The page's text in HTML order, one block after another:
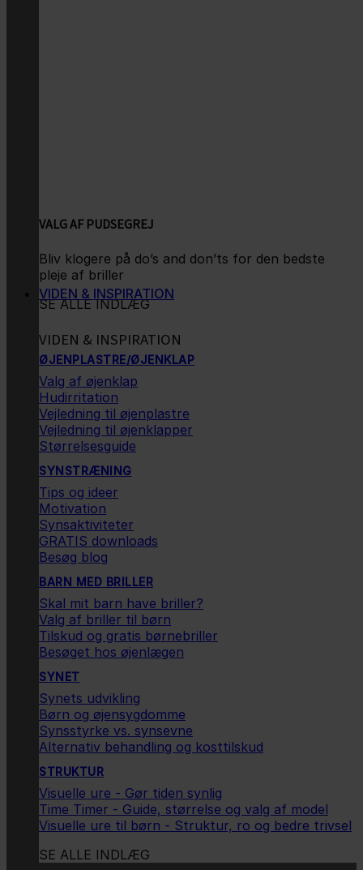
VALG AF PUDSEGREJ
Bliv klogere på do’s and don’ts for den bedste
pleje af briller
SE ALLE INDLÆG
VIDEN & INSPIRATION
VIDEN & INSPIRATION
ØJENPLASTRE/ØJENKLAP
Valg af øjenklap
Hudirritation
Vejledning til øjenplastre
Vejledning til øjenklapper
Størrelsesguide
SYNSTRÆNING
Tips og ideer
Motivation
Synsaktiviteter
GRATIS downloads
Besøg blog
BARN MED BRILLER
Skal mit barn have briller?
Valg af briller til børn
Tilskud og gratis børnebriller
Besøget hos øjenlægen
SYNET
Synets udvikling
Børn og øjensygdomme
Synsstyrke vs. synsevne
Alternativ behandling og kosttilskud
STRUKTUR
Visuelle ure - Gør tiden synlig
Time Timer - Guide, størrelse og valg af model
Visuelle ure til børn - Struktur, ro og bedre trivsel
SE ALLE INDLÆG